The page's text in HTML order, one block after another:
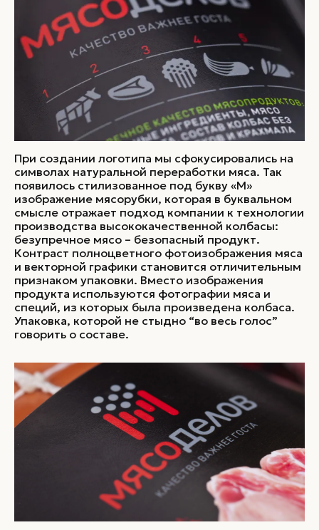
При создании логотипа мы сфокусировались на
символах натуральной переработки мяса. Так
появилось стилизованное под букву «М»
изображение мясорубки, которая в буквальном
смысле отражает подход компании к технологии
производства высококачественной колбасы:
безупречное мясо – безопасный продукт.
Контраст полноцветного фотоизображения мяса
и векторной графики становится отличительным
признаком упаковки. Вместо изображения
продукта используются фотографии мяса и
специй, из которых была произведена колбаса.
Упаковка, которой не стыдно “во весь голос”
говорить о составе.